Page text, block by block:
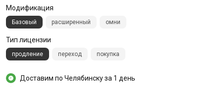
Модификация
Базовый расширенный омни
Тип лицензии
продление переход покупка
Доставим по Челябинску за 1 день